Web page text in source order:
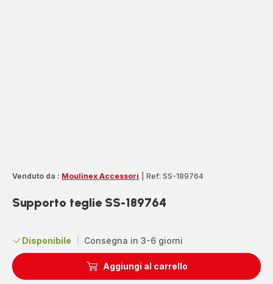
Venduto da : Moulinex Accessori Ref: SS-189764
Supporto teglie SS-189764
Disponibile Consegna in 3-6 giorni
Aggiungi al carrello